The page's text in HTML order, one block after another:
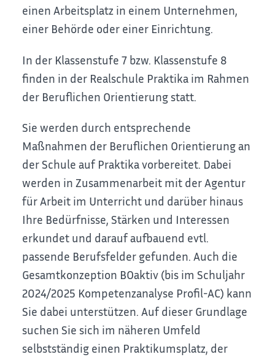
einen Arbeitsplatz in einem Unternehmen,
einer Behörde oder einer Einrichtung.
In der Klassenstufe 7 bzw. Klassenstufe 8
finden in der Realschule Praktika im Rahmen
der Beruflichen Orientierung statt.
Sie werden durch entsprechende
Maßnahmen der Beruflichen Orientierung an
der Schule auf Praktika vorbereitet. Dabei
werden in Zusammenarbeit mit der Agentur
für Arbeit im Unterricht und darüber hinaus
Ihre Bedürfnisse, Stärken und Interessen
erkundet und darauf aufbauend evtl.
passende Berufsfelder gefunden. Auch die
Gesamtkonzeption BOaktiv (bis im Schuljahr
2024/2025 Kompetenzanalyse Profil-AC) kann
Sie dabei unterstützen. Auf dieser Grundlage
suchen Sie sich im näheren Umfeld
selbstständig einen Praktikumsplatz, der